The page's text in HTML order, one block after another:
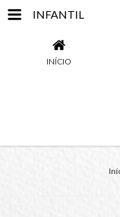
INFANTIL
INÍCIO